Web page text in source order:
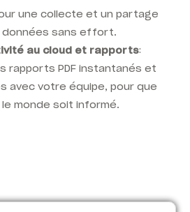
une collecte et un partage
données sans effort.
au cloud et rapports:
rapports PDF instantanés et
avec votre équipe, pour que
monde soit informé.